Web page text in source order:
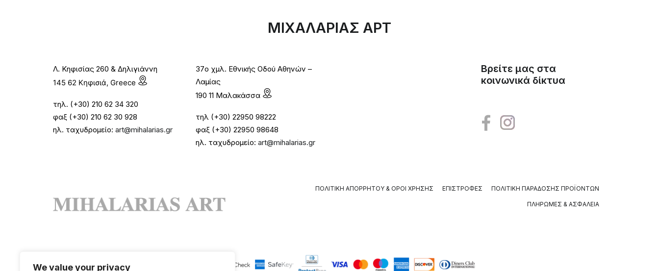
We value your privacy
ΜΙΧΑΛΑΡΙΑΣ ΑΡΤ
Λ. Κηφισίας 260 & Δηλιγιάννη
145 62 Κηφισιά, Greece
τηλ. (+30) 210 62 34 320
φαξ (+30) 210 62 30 928
ηλ. ταχυδρομείο: art@mihalarias.gr
37ο χμλ. Εθνικής Οδού Αθηνών –
Λαμίας
190 11 Μαλακάσσα
τηλ (+30) 22950 98222
φαξ (+30) 22950 98648
ηλ. ταχυδρομείο: art@mihalarias.gr
Βρείτε μας στα
κοινωνικά δίκτυα
ΠΟΛΙΤΙΚΉ ΑΠΟΡΡΉΤΟΥ & ΌΡΟΙ ΧΡΉΣΗΣ ΕΠΙΣΤΡΟΦΈΣ ΠΟΛΙΤΙΚΉ ΠΑΡΆΔΟΣΗΣ ΠΡΟΪΌΝΤΩΝ
ΠΛΗΡΩΜΈΣ & ΑΣΦΆΛΕΙΑ